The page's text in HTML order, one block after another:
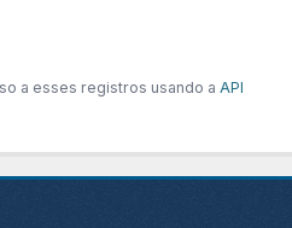
a esses registros usando a API